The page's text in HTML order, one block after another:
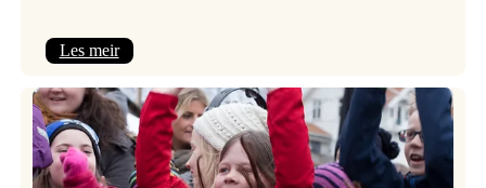
Les meir:
2026
–
Ingunn van Etten